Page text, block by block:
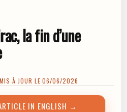
la fin d’une
À JOUR LE 06/06/2026
IN ENGLISH →